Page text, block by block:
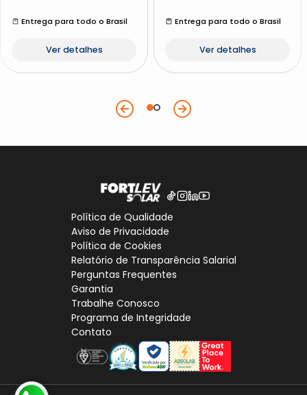
Entrega para todo o Brasil
Ver detalhes
Entrega para todo o Brasil
Ver detalhes
Política de Qualidade
Aviso de Privacidade
Política de Cookies
Relatório de Transparência Salarial
Perguntas Frequentes
Garantia
Trabalhe Conosco
Programa de Integridade
Contato